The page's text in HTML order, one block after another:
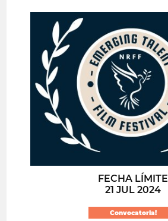
FECHA LÍMITE
21 JUL 2024
Convocatoria!